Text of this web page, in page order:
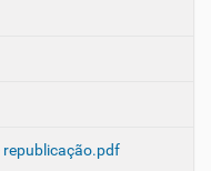
republicação.pdf